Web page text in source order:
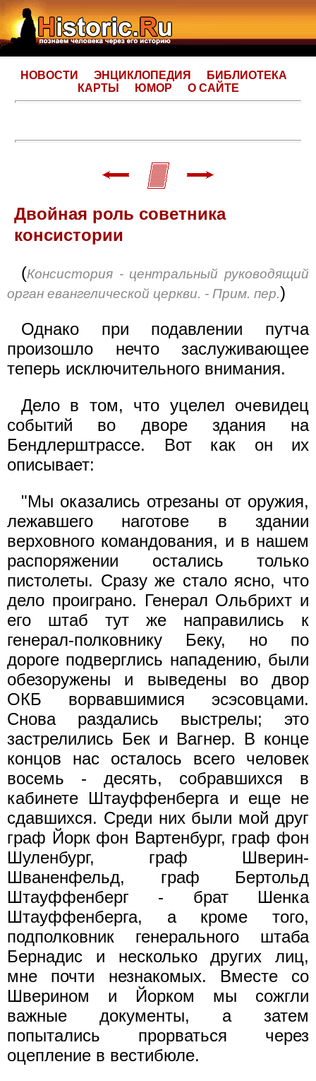
НОВОСТИ ЭНЦИКЛОПЕДИЯ
БИБЛИОТЕКА
КАРТЫ
ЮМОР О САЙТЕ
Двойная роль советника
консистории
(Консистория - центральный руководящий
орган евангелической церкви. - Прим. пер.)
Однако при подавлении путча
произошло нечто заслуживающее
теперь исключительного внимания.
Дело в том, что уцелел очевидец
событий во дворе здания на
Бендлерштрассе. Вот как он их
описывает:
"Мы оказались отрезаны от оружия,
лежавшего наготове в здании
верховного командования, и в нашем
распоряжении остались только
пистолеты. Сразу же стало ясно, что
дело проиграно. Генерал Ольбрихт и
его штаб тут же направились к
генерал-полковнику Беку, но по
дороге подверглись нападению, были
обезоружены и выведены во двор
ОКБ ворвавшимися эсэсовцами.
Снова раздались выстрелы; это
застрелились Бек и Вагнер. В конце
концов нас осталось всего человек
восемь - десять, собравшихся в
кабинете Штауффенберга и еще не
сдавшихся. Среди них были мой друг
граф Йорк фон Вартенбург, граф фон
Шуленбург, граф Шверин-
Шваненфельд, граф Бертольд
Штауффенберг - брат Шенка
Штауффенберга, а кроме того,
подполковник генерального штаба
Бернадис и несколько других лиц,
мне почти незнакомых. Вместе со
Шверином и Йорком мы сожгли
важные документы, а затем
попытались прорваться через
оцепление в вестибюле.